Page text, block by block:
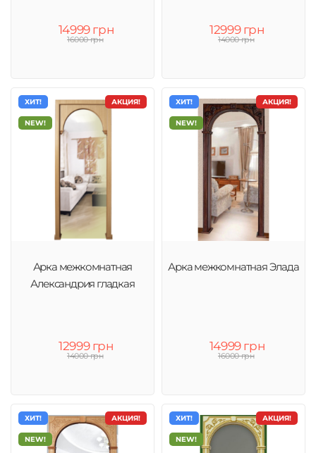
14999 грн
16000 грн
12999 грн
14000 грн
АКЦИЯ!
ХИТ!
NEW!
Арка межкомнатная
Александрия гладкая
12999 грн
14000 грн
АКЦИЯ!
ХИТ!
NEW!
Арка межкомнатная Элада
14999 грн
16000 грн
АКЦИЯ!
ХИТ!
NEW!
АКЦИЯ!
ХИТ!
NEW!